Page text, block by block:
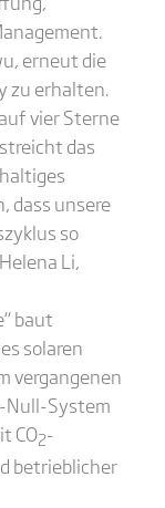
erneut die
zu erhalten.
vier Sterne
das
dass unsere
so
Li,
baut
solaren
vergangenen
Null-System
CO2-
betrieblicher